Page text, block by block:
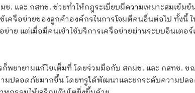
และ กสทช. ช่วยทำให้กฎระเบียบมีความเหมาะสมเข้มข้
ครือข่ายของลูกค้าองค์กรในการโจมตีคนอื่นต่อไป ทั้งนี้
าย แต่เมื่อมีคนเข้าใช้บริการเครือข่ายผ่านระบบอินเตอร์
พยายามแก้ไขเต็มที่ โดยร่วมมือกับ สกมช. และ กสทช. ข
มปลอดภัยมากขึ้น โดยทรูได้พัฒนาและยกระดับความปล